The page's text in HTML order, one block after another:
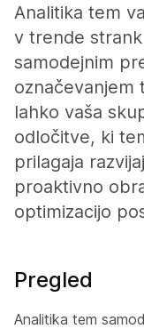
Analitika tem
v trende
samodejnim
označevanjem
lahko vaša
odločitve, ki
prilagaja
proaktivno
optimizacijo
Pregled
Analitika tem